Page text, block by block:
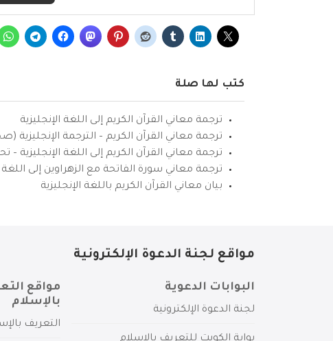
كتب لها صلة
ترجمة معاني القرآن الكريم إلى اللغة الإنجليزية
ترجمة معاني القرآن الكريم – الترجمة الإنجليزية
ترجمة معاني القرآن الكريم إلى اللغة
ترجمة معاني سورة الفاتحة مع الزهراوين إلى اللغة
بيان معاني القرآن الكريم باللغة الإنجليزية
مواقع لجنة الدعوة الإلكترونية
البوابات الدعوية
لجنة الدعوة الإلكترونية
مواقع
بالإسلام
التعريف